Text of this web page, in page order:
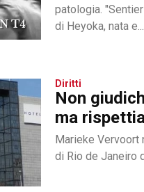
patologia.
di Heyoka, nata e...
Diritti
Non
ma
Marieke Vervoort
di Rio de Janeiro